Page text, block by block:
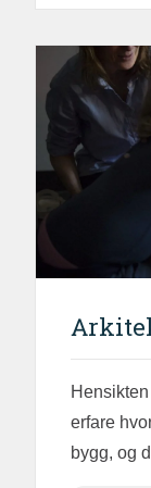
erfare
bygg, og